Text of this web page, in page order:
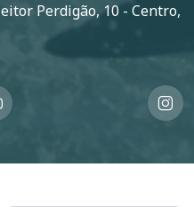
Perdigão, 10 - Centro,